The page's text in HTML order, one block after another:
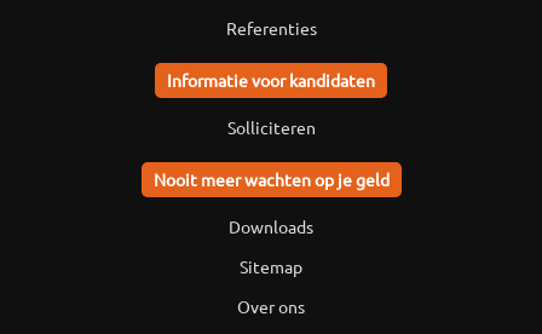
Referenties
Informatie voor kandidaten
Solliciteren
Nooit meer wachten op je geld
Downloads
Sitemap
Over ons